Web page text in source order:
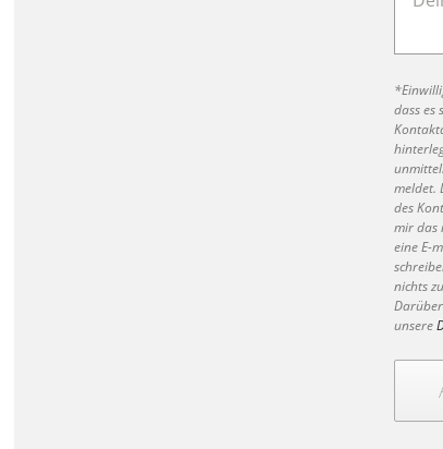
dass es
meldet.
des
mir das
eine E-
nichts
unsere